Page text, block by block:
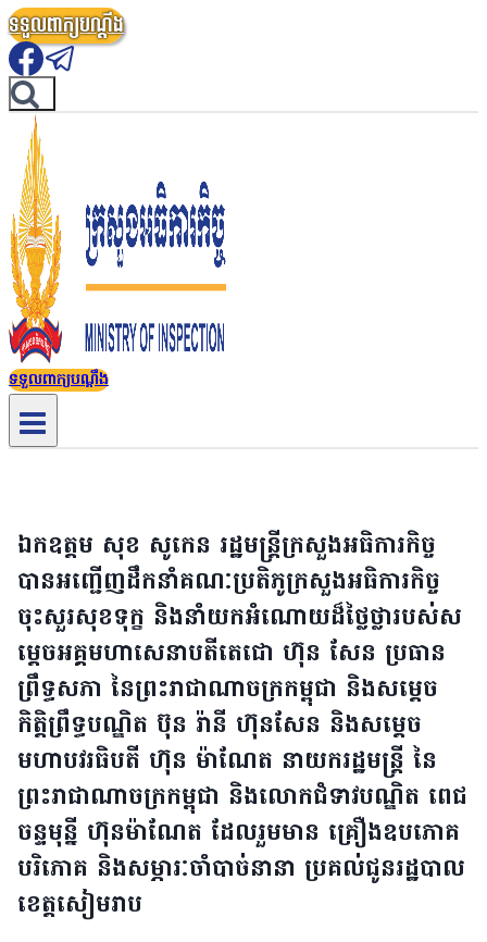
ទទួលពាក្យបណ្តឹង
ទទួលពាក្យបណ្តឹង
ឯកឧត្តម សុខ សូកេន រដ្ឋមន្រ្តីក្រសួងអធិការកិច្ច
បានអញ្ជើញដឹកនាំគណៈប្រតិភូក្រសួងអធិការកិច្ច
ចុះសួរសុខទុក្ខ និងនាំយកអំណោយដ៏ថ្លៃថ្លារបស់ស
ម្តេចអគ្គមហាសេនាបតីតេជោ ហ៊ុន សែន ប្រធាន
ព្រឹទ្ធសភា នៃព្រះរាជាណាចក្រកម្ពុជា និងសម្តេច
កិត្តិព្រឹទ្ធបណ្ឌិត ប៊ុន រ៉ានី ហ៊ុនសែន និងសម្ដេច
មហាបវរធិបតី ហ៊ុន ម៉ាណែត នាយករដ្ឋមន្ត្រី នៃ
ព្រះរាជាណាចក្រកម្ពុជា និងលោកជំទាវបណ្ឌិត ពេជ
ចន្ទមុន្នី ហ៊ុនម៉ាណែត ដែលរួមមាន គ្រឿងឧបភោគ
បរិភោគ និងសម្ភារៈចាំបាច់នានា ប្រគល់ជូនរដ្ឋបាល
ខេត្តសៀមរាប